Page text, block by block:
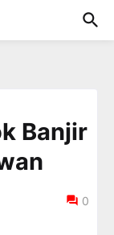
Banjir
0